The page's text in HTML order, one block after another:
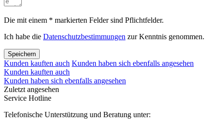
Die mit einem * markierten Felder sind Pflichtfelder.
Ich habe die Datenschutzbestimmungen zur Kenntnis genommen.
Speichern
Kunden kauften auch Kunden haben sich ebenfalls angesehen
Kunden kauften auch
Kunden haben sich ebenfalls angesehen
Zuletzt angesehen
Service Hotline
Telefonische Unterstützung und Beratung unter: